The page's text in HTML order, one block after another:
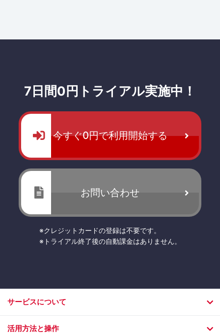
7日間0円トライアル実施中！
今すぐ0円で利用開始する
お問い合わせ
※クレジットカードの登録は不要です。
※トライアル終了後の自動課金はありません。
サービスについて
活用方法と操作